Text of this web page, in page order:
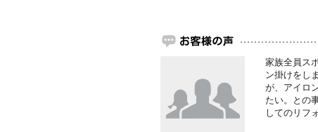
家族全員ス
ン掛けをし
が、アイロ
たい。との
してのリフ